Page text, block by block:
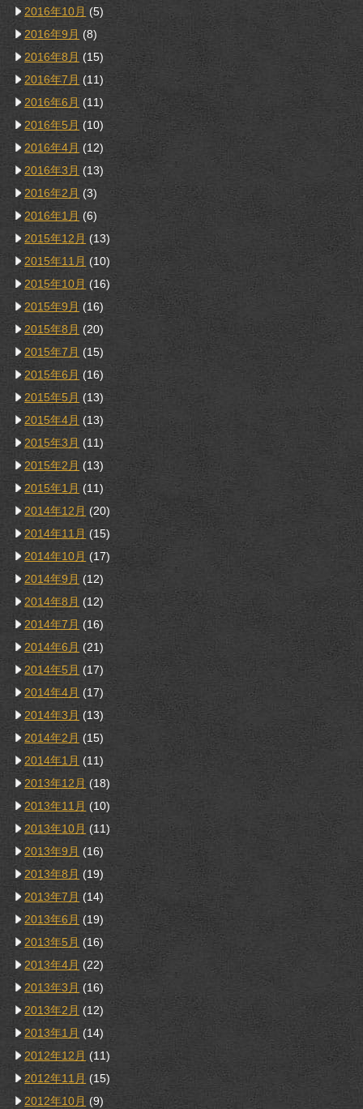
2016年10月 (5)
2016年9月 (8)
2016年8月 (15)
2016年7月 (11)
2016年6月 (11)
2016年5月 (10)
2016年4月 (12)
2016年3月 (13)
2016年2月 (3)
2016年1月 (6)
2015年12月 (13)
2015年11月 (10)
2015年10月 (16)
2015年9月 (16)
2015年8月 (20)
2015年7月 (15)
2015年6月 (16)
2015年5月 (13)
2015年4月 (13)
2015年3月 (11)
2015年2月 (13)
2015年1月 (11)
2014年12月 (20)
2014年11月 (15)
2014年10月 (17)
2014年9月 (12)
2014年8月 (12)
2014年7月 (16)
2014年6月 (21)
2014年5月 (17)
2014年4月 (17)
2014年3月 (13)
2014年2月 (15)
2014年1月 (11)
2013年12月 (18)
2013年11月 (10)
2013年10月 (11)
2013年9月 (16)
2013年8月 (19)
2013年7月 (14)
2013年6月 (19)
2013年5月 (16)
2013年4月 (22)
2013年3月 (16)
2013年2月 (12)
2013年1月 (14)
2012年12月 (11)
2012年11月 (15)
2012年10月 (9)